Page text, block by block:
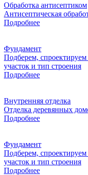
Обработка антисептиком
Антисептическая
Подробнее
Фундамент
Подберем,
участок и тип строения
Подробнее
Внутренняя отделка
Отделка деревянных
Подробнее
Фундамент
Подберем,
участок и тип строения
Подробнее